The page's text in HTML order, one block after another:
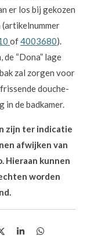
er los bij gekozen
of4003680).
de “Dona” lage
zal zorgen voor
douche-
in de badkamer.
zijn ter indicatie
afwijken van
Hieraan kunnen
worden
D
S
D